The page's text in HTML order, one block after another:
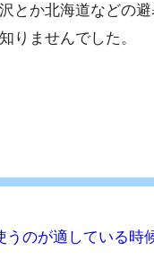
とか北海道などの
りませんでした。
うのが適している時